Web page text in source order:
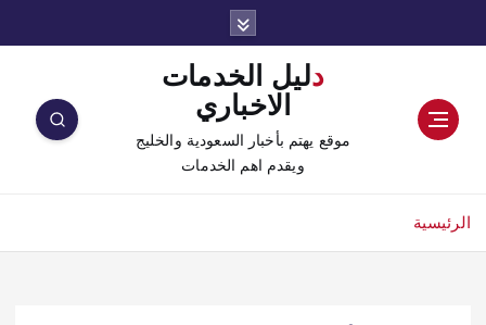
دليل الخدمات
الاخباري
موقع يهتم بأخبار السعودية والخليج
ويقدم اهم الخدمات
الرئيسية